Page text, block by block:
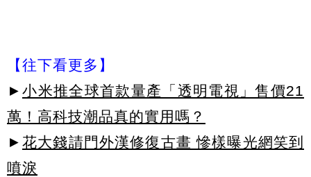
【往下看更多】
► 小米推全球首款量產「透明電視」售價21
萬！高科技潮品真的實用嗎？
► 花大錢請門外漢修復古畫 慘樣曝光網笑到
噴淚